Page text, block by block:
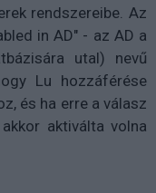
rendszereibe. Az
in AD" - az AD a
utal) nevű
Lu hozzáférése
és ha erre a válasz
aktiválta volna